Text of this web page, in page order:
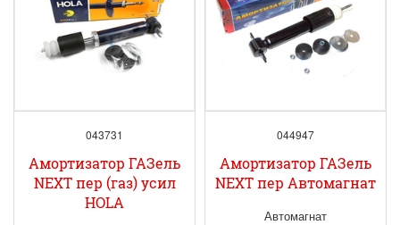
043731
Амортизатор ГАЗель
NEXT пер (газ) усил
HOLA
044947
Амортизатор ГАЗель
NEXT пер Автомагнат
Автомагнат